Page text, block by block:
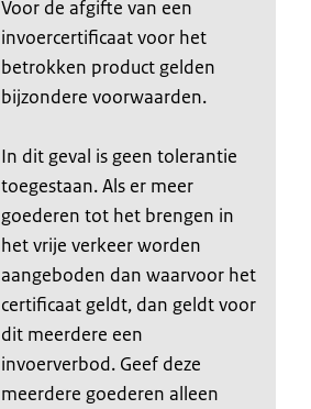
Voor de afgifte van een
invoercertificaat voor het
betrokken product gelden
bijzondere voorwaarden.
In dit geval is geen tolerantie
toegestaan. Als er meer
goederen tot het brengen in
het vrije verkeer worden
aangeboden dan waarvoor het
certificaat geldt, dan geldt voor
dit meerdere een
invoerverbod. Geef deze
meerdere goederen alleen